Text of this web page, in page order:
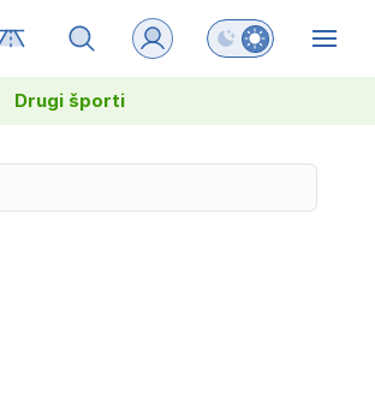
Preklopi barvni
Drugi športi